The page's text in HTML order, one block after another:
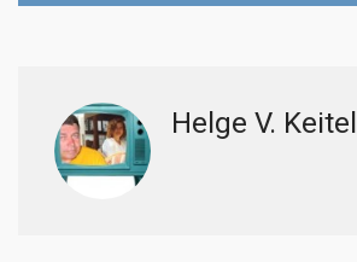
Helge V. Keitel